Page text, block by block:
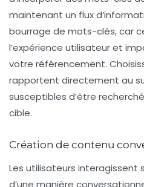
maintenant un flux
bourrage de mots-clés, car
l’expérience utilisateur et
votre référencement.
rapportent directement au
susceptibles d’être
cible.
Création de contenu
Les utilisateurs interagissent